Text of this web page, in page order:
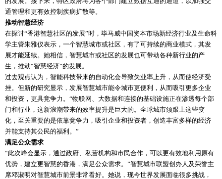
通管理和更有效控制疾病扩散等。
推动智慧经济
在探讨“香港智慧社区的发展”时，毕马威中国资本市场新经济行业及生命科
学主管朱雅仪表示，一个智慧城市或社区，有了可持续的商业模式，其发
展才能延续。她相信，智慧城市或社区的发展也可带动各种新行业的产
生，推动“智慧经济”的发展。
过去观点认为，智能科技带来的自动化会导致失业率上升，从而使经济受
挫。但新的研究显示，发展智慧城市能令城市更便利，从而吸引更多企业
和投资，更具竞争力。“物联网、大数据和连接的基础设施正在渗透每个部
门和行业，这新浪潮带来的效率提升是巨大的。全球城市须跟上这些变
化，至关重要的是依靠竞争力，吸引企业和投资者，创造丰富多样的经济
并能支持其公民的福利。”
满足公众需求
“此次峰会显示，通过政府、私营机构和市民合作，可以更有效地利用原有
优势，建立更智慧的香港，满足公众需求。”智慧城市联盟创办人及荣誉主
席邓淑明对智慧城市前景非常看好。她说，现今世界发展面临很多挑战，